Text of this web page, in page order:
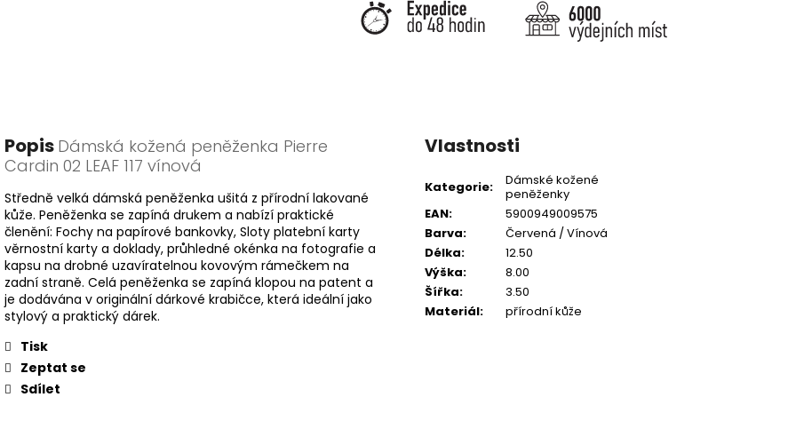
Popis Dámská kožená peněženka Pierre
Cardin 02 LEAF 117 vínová
Středně velká dámská peněženka ušitá z přírodní lakované
kůže. Peněženka se zapíná drukem a nabízí praktické
členění: Fochy na papírové bankovky, Sloty platební karty
věrnostní karty a doklady, průhledné okénka na fotografie a
kapsu na drobné uzavíratelnou kovovým rámečkem na
zadní straně. Celá peněženka se zapíná klopou na patent a
je dodávána v originální dárkové krabičce, která ideální jako
stylový a praktický dárek.
Tisk
Zeptat se
Sdílet
Vlastnosti
Kategorie:
Dámské kožené
peněženky
EAN:
5900949009575
Barva:
Červená / Vínová
Délka:
12.50
Výška:
8.00
Šířka:
3.50
Materiál: přírodní kůže